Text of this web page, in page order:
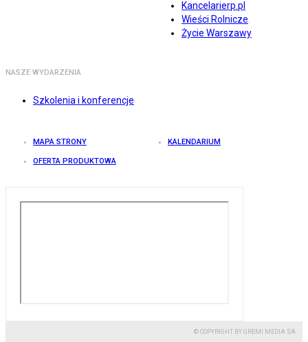
Kancelarierp.pl
Wieści Rolnicze
Życie Warszawy
NASZE WYDARZENIA
Szkolenia i konferencje
MAPA STRONY KALENDARIUM
OFERTA PRODUKTOWA
© COPYRIGHT BY GREMI MEDIA SA